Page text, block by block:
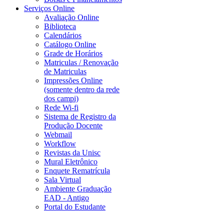
Serviços Online
Avaliação Online
Biblioteca
Calendários
Catálogo Online
Grade de Horários
Matriculas / Renovação
de Matriculas
Impressões Online
(somente dentro da rede
dos campi)
Rede Wi-fi
Sistema de Registro da
Produção Docente
Webmail
Workflow
Revistas da Unisc
Mural Eletrônico
Enquete Rematrícula
Sala Virtual
Ambiente Graduação
EAD - Antigo
Portal do Estudante